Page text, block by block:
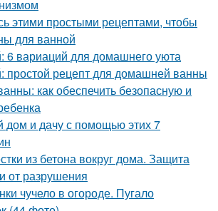
этими простыми рецептами, чтобы
для ванной
6 вариаций для домашнего уюта
простой рецепт для домашней ванны
как обеспечить безопасную и
дом и дачу с помощью этих 7
из бетона вокруг дома. Защита
от разрушения
чучело в огороде. Пугало